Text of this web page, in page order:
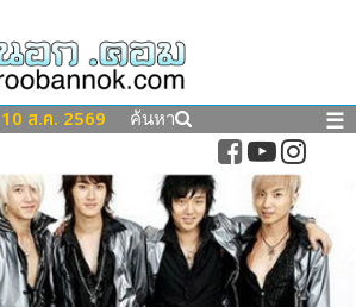
10 ส.ค. 2569 ค้นหา ☰